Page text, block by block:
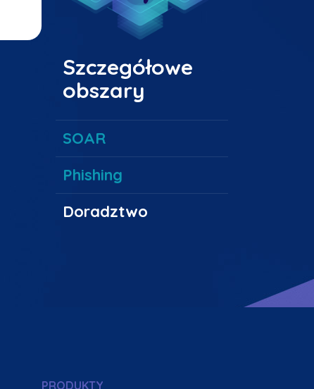
Szczegółowe
obszary
SOAR
Phishing
Doradztwo
PRODUKTY